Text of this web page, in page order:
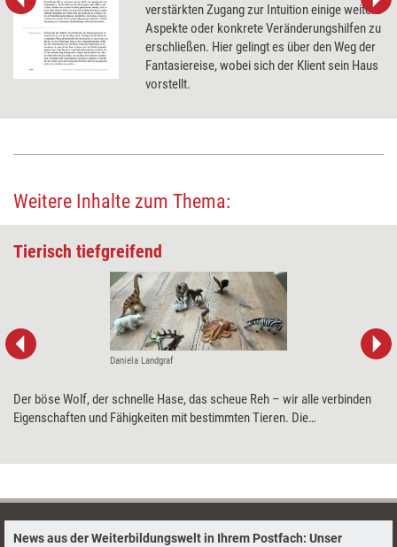
verstärkten Zugang zur Intuition einige weitere
Aspekte oder konkrete Veränderungshilfen zu
erschließen. Hier gelingt es über den Weg der
Fantasiereise, wobei sich der Klient sein Haus
vorstellt.
Weitere Inhalte zum Thema:
Tierisch tiefgreifend
Daniela Landgraf
Der böse Wolf, der schnelle Hase, das scheue Reh – wir alle verbinden
Eigenschaften und Fähigkeiten mit bestimmten Tieren. Die
News aus der Weiterbildungswelt in Ihrem Postfach: Unser